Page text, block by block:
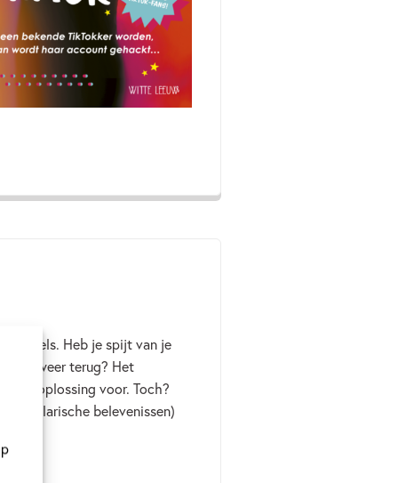
regels. Heb je spijt van je
weer terug? Het
een oplossing voor. Toch?
hilarische belevenissen)